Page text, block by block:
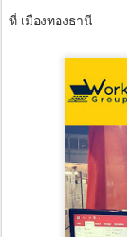
ที่ เมืองทองธานี